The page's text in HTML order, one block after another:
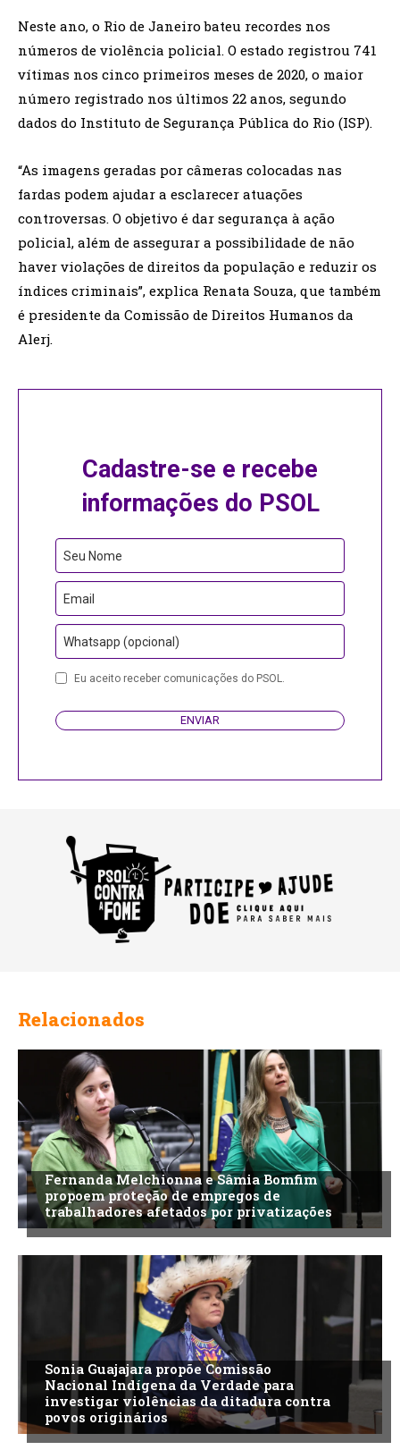
Neste ano, o Rio de Janeiro bateu recordes nos
números de violência policial. O estado registrou 741
vítimas nos cinco primeiros meses de 2020, o maior
número registrado nos últimos 22 anos, segundo
dados do Instituto de Segurança Pública do Rio (ISP).
“As imagens geradas por câmeras colocadas nas
fardas podem ajudar a esclarecer atuações
controversas. O objetivo é dar segurança à ação
policial, além de assegurar a possibilidade de não
haver violações de direitos da população e reduzir os
índices criminais”, explica Renata Souza, que também
é presidente da Comissão de Direitos Humanos da
Alerj.
Cadastre-se e recebe
informações do PSOL
Seu Nome
Email
Whatsapp (opcional)
Eu aceito receber comunicações do PSOL.
ENVIAR
Relacionados
Fernanda Melchionna e Sâmia Bomfim
propoem proteção de empregos de
trabalhadores afetados por privatizações
Sonia Guajajara propõe Comissão
Nacional Indígena da Verdade para
investigar violências da ditadura contra
povos originários